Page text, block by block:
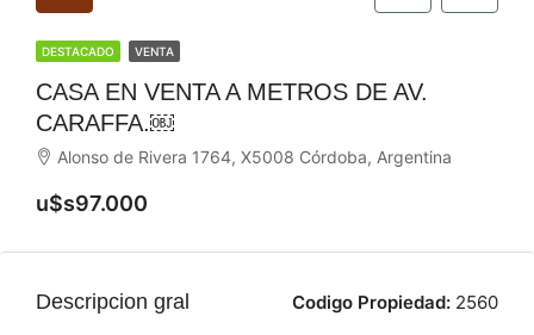
DESTACADO VENTA
CASA EN VENTA A METROS DE AV.
CARAFFA.￼
Alonso de Rivera 1764, X5008 Córdoba, Argentina
u$s97.000
Descripcion gral Codigo Propiedad: 2560